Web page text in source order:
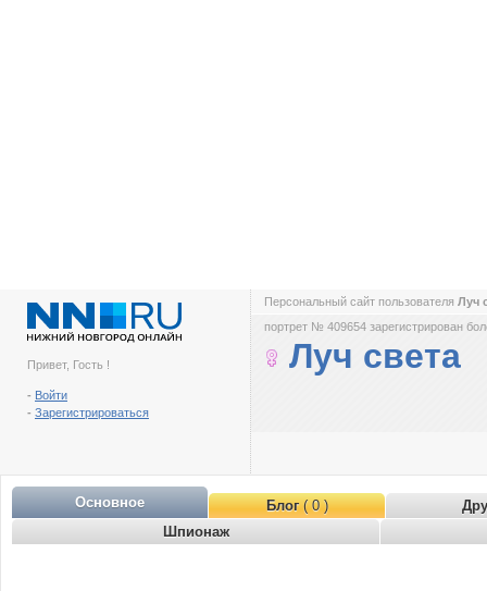
Привет, Гость !
- Войти
- Зарегистрироваться
Персональный сайт пользователя Луч
портрет № 409654 зарегистрирован
Луч света
Основное Блог( 0 )
Шпионаж